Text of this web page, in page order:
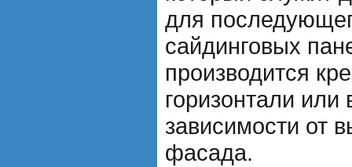
для
сайдинговых
производится
горизонтали или
зависимости от
фасада.